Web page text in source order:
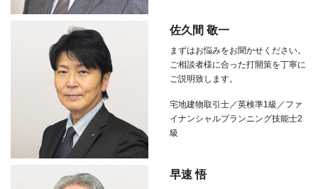
佐久間 敬一
まずはお悩みをお聞かせください。
ご相談者様に合った打開策を丁寧に
ご説明致します。
宅地建物取引士／英検準1級／ファ
イナンシャルプランニング技能士2
級
早速 悟